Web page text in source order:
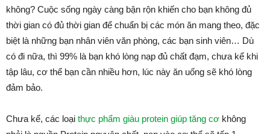
không? Cuộc sống ngày càng bận rộn khiến cho bạn không đủ
thời gian có đủ thời gian để chuẩn bị các món ăn mang theo, đặc
biệt là những bạn nhân viên văn phòng, các bạn sinh viên… Dù
có đi nữa, thì 99% là bạn khó lòng nạp đủ chất đạm, chưa kể khi
tập lâu, cơ thể bạn cần nhiều hơn, lúc này ăn uống sẽ khó lòng
đảm bảo.
Chưa kể, các loại thực phẩm giàu protein giúp tăng cơ không